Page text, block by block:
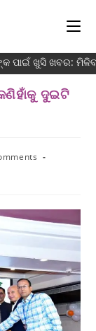
ପାଇଁ ଖୁସି ଖବର:
ଦୁଇଟି